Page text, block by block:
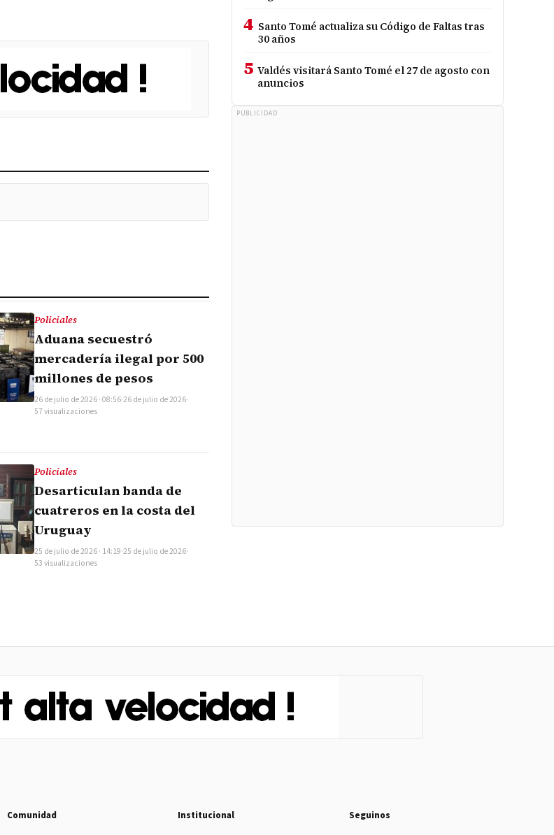
Policiales
Aduana secuestró
mercadería ilegal por 500
millones de pesos
26 de julio de 2026 · 08:56·26 de julio de 2026·
57 visualizaciones
Policiales
Desarticulan banda de
cuatreros en la costa del
Uruguay
25 de julio de 2026 · 14:19·25 de julio de 2026·
53 visualizaciones
4 Santo Tomé actualiza su Código de Faltas tras
30 años
5 Valdés visitará Santo Tomé el 27 de agosto con
anuncios
PUBLICIDAD
Comunidad
Institucional
Seguinos